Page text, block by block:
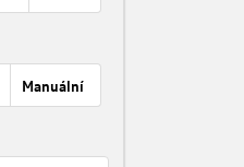
Manuální